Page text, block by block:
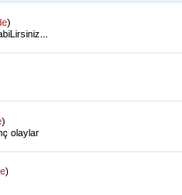
)
)
olaylar
)